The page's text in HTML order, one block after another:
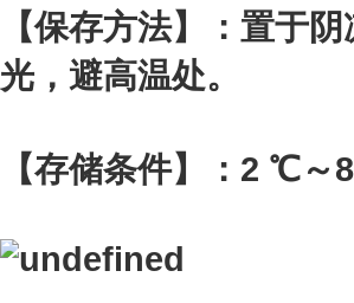
【保存方法】：置于
光，避高温处。
【存储条件】：2 ℃